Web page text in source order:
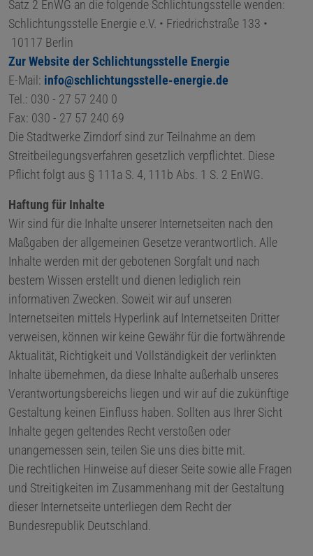
Satz 2 EnWG an die folgende Schlichtungsstelle wenden:
Schlichtungsstelle Energie e.V. • Friedrichstraße 133 •
10117 Berlin
Zur Website der Schlichtungsstelle Energie
E-Mail: info@schlichtungsstelle-energie.de
Tel.: 030 - 27 57 240 0
Fax: 030 - 27 57 240 69
Die Stadtwerke Zirndorf sind zur Teilnahme an dem
Streitbeilegungsverfahren gesetzlich verpflichtet. Diese
Pflicht folgt aus § 111a S. 4, 111b Abs. 1 S. 2 EnWG.
Haftung für Inhalte
Wir sind für die Inhalte unserer Internetseiten nach den
Maßgaben der allgemeinen Gesetze verantwortlich. Alle
Inhalte werden mit der gebotenen Sorgfalt und nach
bestem Wissen erstellt und dienen lediglich rein
informativen Zwecken. Soweit wir auf unseren
Internetseiten mittels Hyperlink auf Internetseiten Dritter
verweisen, können wir keine Gewähr für die fortwährende
Aktualität, Richtigkeit und Vollständigkeit der verlinkten
Inhalte übernehmen, da diese Inhalte außerhalb unseres
Verantwortungsbereichs liegen und wir auf die zukünftige
Gestaltung keinen Einfluss haben. Sollten aus Ihrer Sicht
Inhalte gegen geltendes Recht verstoßen oder
unangemessen sein, teilen Sie uns dies bitte mit.
Die rechtlichen Hinweise auf dieser Seite sowie alle Fragen
und Streitigkeiten im Zusammenhang mit der Gestaltung
dieser Internetseite unterliegen dem Recht der
Bundesrepublik Deutschland.